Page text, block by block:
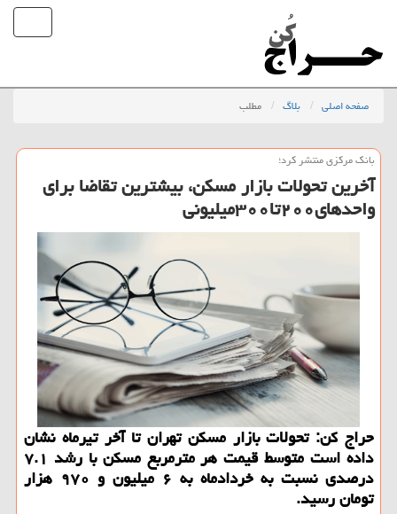
صفحه اصلی بلاگ مطلب
بانك مركزی منتشر كرد؛
آخرین تحولات بازار مسكن، بیشترین تقاضا برای
واحدهای۲۰۰تا۳۰۰میلیونی
حراج كن: تحولات بازار مسكن تهران تا آخر تیرماه نشان
داده است متوسط قیمت هر مترمربع مسكن با رشد ۷.۱
درصدی نسبت به خردادماه به ۶ میلیون و ۹۷۰ هزار
تومان رسید.